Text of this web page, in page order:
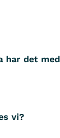
har det
vi?